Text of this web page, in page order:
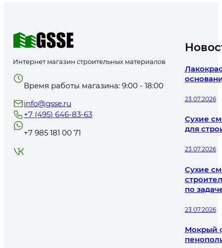
Интернет магазин строительных материалов
Время работы магазина: 9:00 - 18:00
info@gsse.ru
+7 (495) 646-83-63
+7 985 181 00 71
23.07.2026
Сухие
для
23.07.2026
Сухие
по
23.07.2026
Мокрый